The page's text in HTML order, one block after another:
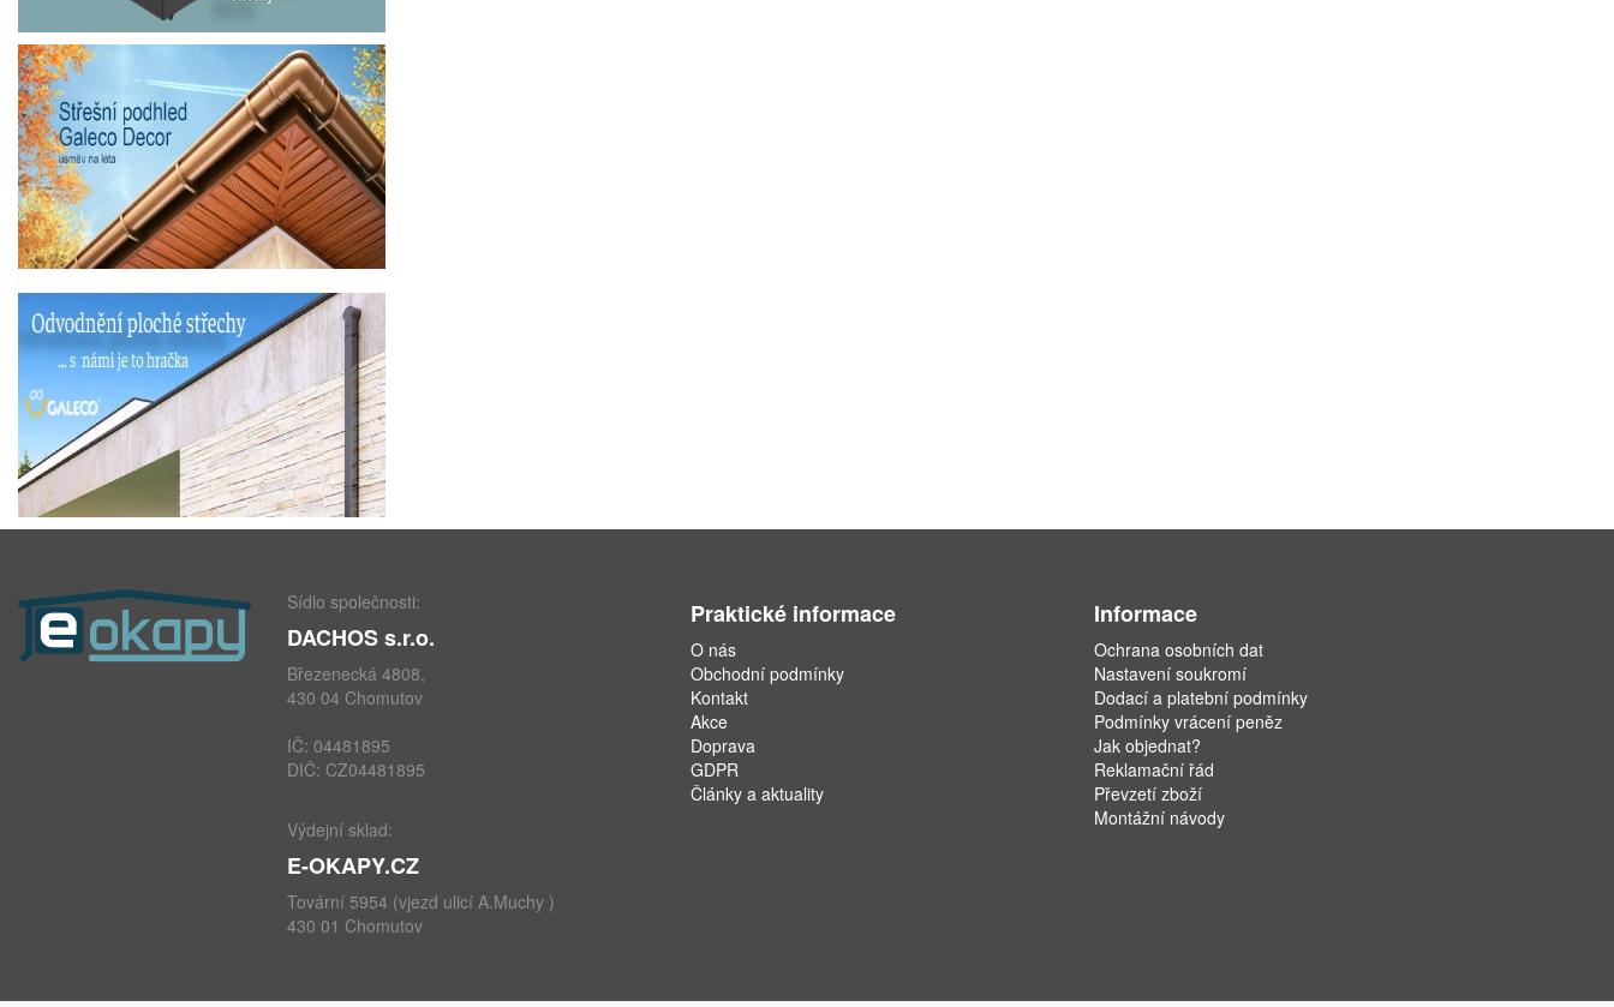
Sídlo společnosti:
DACHOS s.r.o.
Březenecká 4808,
430 04 Chomutov
IČ: 04481895
DIČ: CZ04481895
Výdejní sklad:
E-OKAPY.CZ
Tovární 5954 (vjezd ulicí A.Muchy )
430 01 Chomutov
Praktické informace
O nás
Obchodní podmínky
Kontakt
Akce
Doprava
GDPR
Články a aktuality
Informace
Ochrana osobních dat
Nastavení soukromí
Dodací a platební podmínky
Podmínky vrácení peněz
Jak objednat?
Reklamační řád
Převzetí zboží
Montážní návody